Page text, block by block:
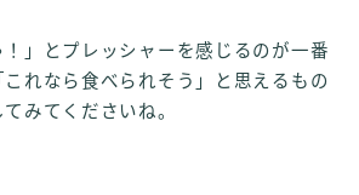
」とプレッシャーを感じるのが一番
れなら食べられそう」と思えるもの
みてくださいね。